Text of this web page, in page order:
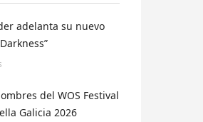
adelanta su nuevo
del WOS Festival
Galicia 2026